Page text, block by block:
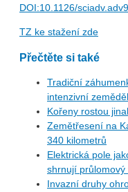
DOI:10.1126/
TZ ke stažení zde
Přečtěte si také
Tradiční
intenzivní
Kořeny rostou
Zemětřesení na
340 kilometrů
Elektrická pole
shrnují průlomový
Invazní druhy